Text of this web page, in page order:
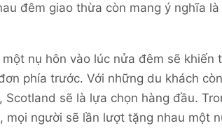
đêm giao thừa còn mang ý nghĩa
nụ hôn vào lúc nửa đêm sẽ khiến
phía trước. Với những du khách
sẽ là lựa chọn hàng đầu.
người sẽ lần lượt tặng nhau một